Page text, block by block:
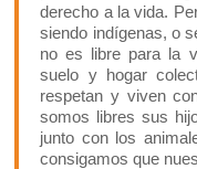
derecho a la vida.
siendo indígenas, o
no es libre para la
suelo y hogar
respetan y viven
somos libres sus
junto con los
consigamos que